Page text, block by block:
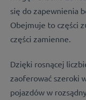
się do zapewnienia
Obejmuje to części
części zamienne.
Dzięki rosnącej
zaoferować szeroki
pojazdów w